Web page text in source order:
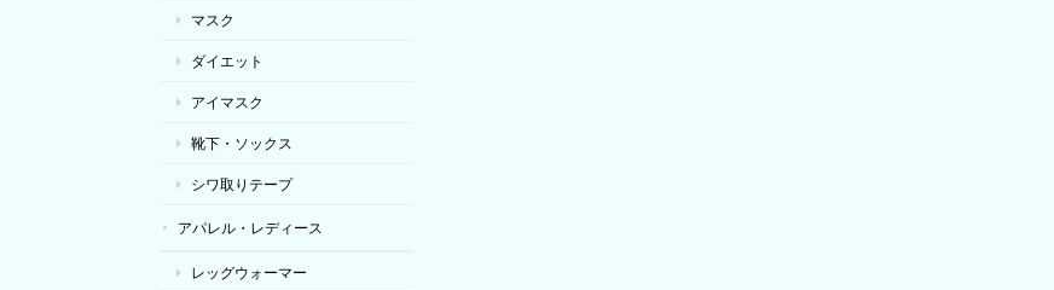
マスク
ダイエット
アイマスク
靴下・ソックス
シワ取りテープ
アパレル・レディース
レッグウォーマー